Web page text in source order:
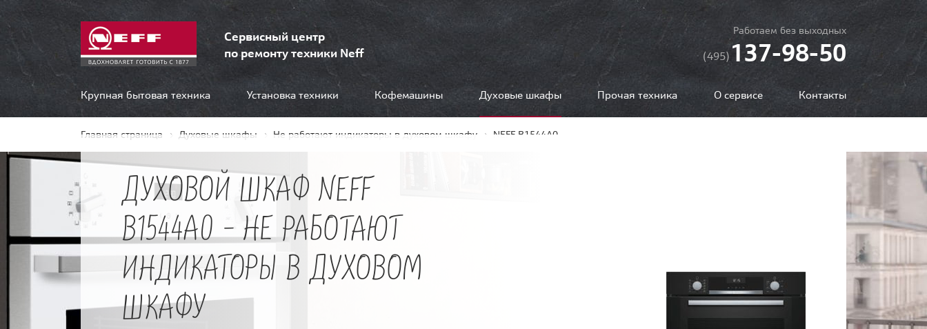
Сервисный центр
по ремонту техники Neff
Работаем без выходных
(495)137-98-50
Крупная бытовая техника Установка техники Кофемашины Духовые шкафы Прочая техника О сервисе Контакты
Главная страница Духовые шкафы Не работают индикаторы в духовом шкафу NEFF B1544A0
ДУХОВОЙ ШКАФ NEFF
B1544A0 - НЕ РАБОТАЮТ
ИНДИКАТОРЫ В ДУХОВОМ
ШКАФУ